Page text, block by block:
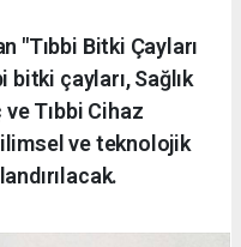
"Tıbbi Bitki Çayları
bitki çayları, Sağlık
ve Tıbbi Cihaz
ve teknolojik